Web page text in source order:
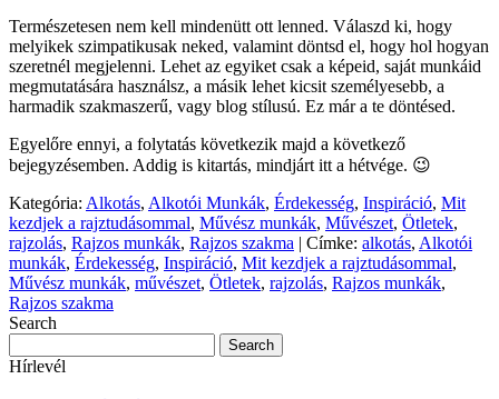
Természetesen nem kell mindenütt ott lenned. Válaszd ki, hogy
melyikek szimpatikusak neked, valamint döntsd el, hogy hol hogyan
szeretnél megjelenni. Lehet az egyiket csak a képeid, saját munkáid
megmutatására használsz, a másik lehet kicsit személyesebb, a
harmadik szakmaszerű, vagy blog stílusú. Ez már a te döntésed.
Egyelőre ennyi, a folytatás következik majd a következő
bejegyzésemben. Addig is kitartás, mindjárt itt a hétvége. 😉
Kategória: Alkotás, Alkotói Munkák, Érdekesség, Inspiráció, Mit
kezdjek a rajztudásommal, Művész munkák, Művészet, Ötletek,
rajzolás, Rajzos munkák, Rajzos szakma | Címke: alkotás, Alkotói
munkák, Érdekesség, Inspiráció, Mit kezdjek a rajztudásommal,
Művész munkák, művészet, Ötletek, rajzolás, Rajzos munkák,
Rajzos szakma
Search
Hírlevél